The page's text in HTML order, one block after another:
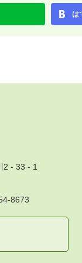
は
2 - 33 - 1
8673